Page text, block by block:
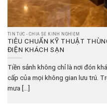
TIN TỨC - CHIA SẺ KINH NGHIỆM
TIÊU CHUẨN KỸ THUẬT
ĐIỆN KHÁCH SẠN
Tiền sảnh không chỉ là nơi đón
cấp của mọi không gian lưu trú.
mưa [...]